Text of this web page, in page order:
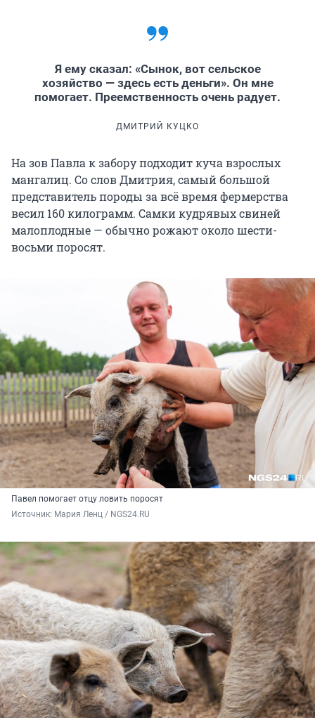
Я ему сказал: «Сынок, вот сельское
хозяйство — здесь есть деньги». Он мне
помогает. Преемственность очень радует.
ДМИТРИЙ КУЦКО
На зов Павла к забору подходит куча взрослых
мангалиц. Со слов Дмитрия, самый большой
представитель породы за всё время фермерства
весил 160 килограмм. Самки кудрявых свиней
малоплодные — обычно рожают около шести-
восьми поросят.
Павел помогает отцу ловить поросят
Источник: Мария Ленц / NGS24.RU